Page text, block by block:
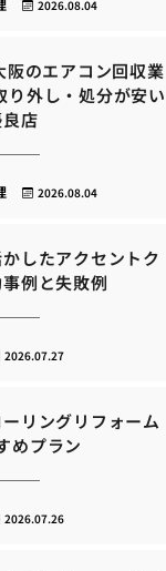
2026.08.04
阪のエアコン回収業
り外し・処分が安い
店
2026.08.04
したアクセントク
例と失敗例
2026.07.27
リングリフォーム
めプラン
2026.07.26